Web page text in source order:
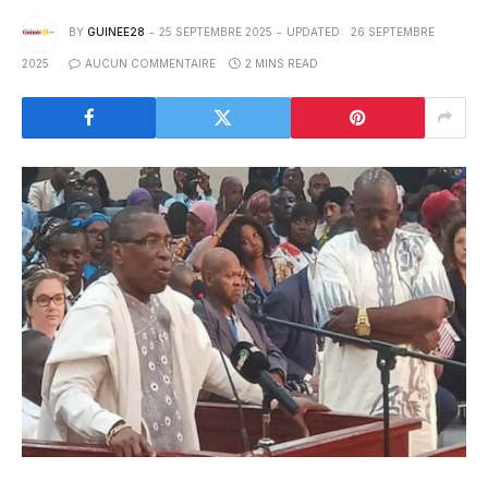
BY GUINEE28 25 SEPTEMBRE 2025 UPDATED: 26 SEPTEMBRE
2025 AUCUN COMMENTAIRE 2 MINS READ